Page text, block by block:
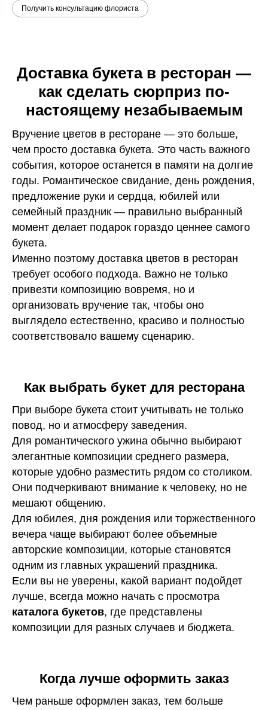
Получить консультацию флориста
Доставка букета в ресторан —
как сделать сюрприз по-
настоящему незабываемым
Вручение цветов в ресторане — это больше,
чем просто доставка букета. Это часть важного
события, которое останется в памяти на долгие
годы. Романтическое свидание, день рождения,
предложение руки и сердца, юбилей или
семейный праздник — правильно выбранный
момент делает подарок гораздо ценнее самого
букета.
Именно поэтому доставка цветов в ресторан
требует особого подхода. Важно не только
привезти композицию вовремя, но и
организовать вручение так, чтобы оно
выглядело естественно, красиво и полностью
соответствовало вашему сценарию.
Как выбрать букет для ресторана
При выборе букета стоит учитывать не только
повод, но и атмосферу заведения.
Для романтического ужина обычно выбирают
элегантные композиции среднего размера,
которые удобно разместить рядом со столиком.
Они подчеркивают внимание к человеку, но не
мешают общению.
Для юбилея, дня рождения или торжественного
вечера чаще выбирают более объемные
авторские композиции, которые становятся
одним из главных украшений праздника.
Если вы не уверены, какой вариант подойдет
лучше, всегда можно начать с просмотра
каталога букетов, где представлены
композиции для разных случаев и бюджета.
Когда лучше оформить заказ
Чем раньше оформлен заказ, тем больше